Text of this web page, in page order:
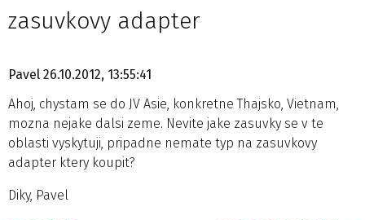
zasuvkovy adapter
Pavel 26.10.2012, 13:55:41
Ahoj, chystam se do JV Asie, konkretne Thajsko, Vietnam,
mozna nejake dalsi zeme. Nevite jake zasuvky se v te
oblasti vyskytuji, pripadne nemate typ na zasuvkovy
adapter ktery koupit?
Diky, Pavel